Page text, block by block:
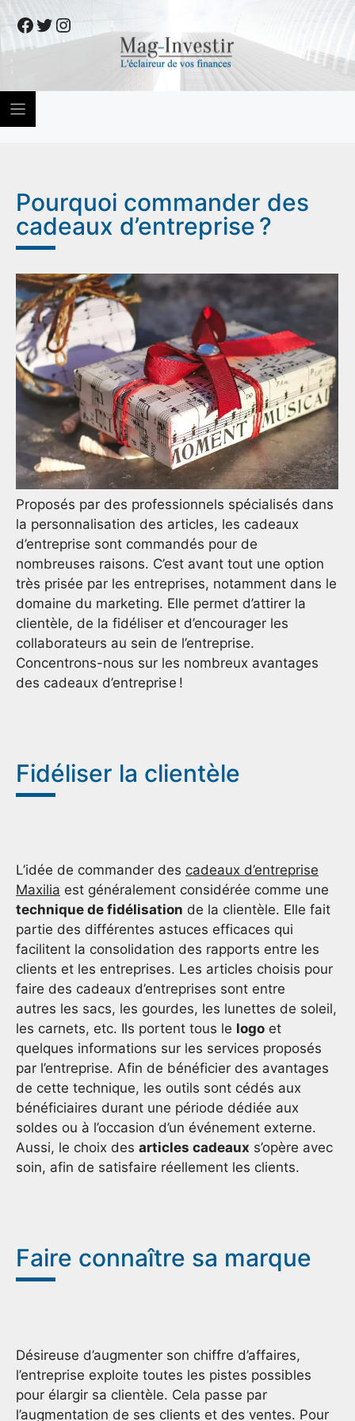
to
content
Facebook
Twitter
Instagram
Pourquoi commander des
cadeaux d’entreprise ?
Proposés par des professionnels spécialisés dans
la personnalisation des articles, les cadeaux
d’entreprise sont commandés pour de
nombreuses raisons. C’est avant tout une option
très prisée par les entreprises, notamment dans le
domaine du marketing. Elle permet d’attirer la
clientèle, de la fidéliser et d’encourager les
collaborateurs au sein de l’entreprise.
Concentrons-nous sur les nombreux avantages
des cadeaux d’entreprise !
Fidéliser la clientèle
L’idée de commander des cadeaux d’entreprise
Maxilia est généralement considérée comme une
technique de fidélisation de la clientèle. Elle fait
partie des différentes astuces efficaces qui
facilitent la consolidation des rapports entre les
clients et les entreprises. Les articles choisis pour
faire des cadeaux d’entreprises sont entre
autres les sacs, les gourdes, les lunettes de soleil,
les carnets, etc. Ils portent tous le logo et
quelques informations sur les services proposés
par l’entreprise. Afin de bénéficier des avantages
de cette technique, les outils sont cédés aux
bénéficiaires durant une période dédiée aux
soldes ou à l’occasion d’un événement externe.
Aussi, le choix des articles cadeaux s’opère avec
soin, afin de satisfaire réellement les clients.
Faire connaître sa marque
Désireuse d’augmenter son chiffre d’affaires,
l’entreprise exploite toutes les pistes possibles
pour élargir sa clientèle. Cela passe par
l’augmentation de ses clients et des ventes. Pour